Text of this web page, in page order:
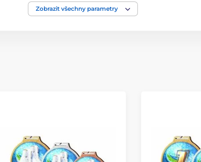
Motiv
Zobrazit všechny parametry